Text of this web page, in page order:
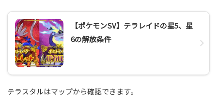
【ポケモンSV】テラレイドの星5、星
6の解放条件
テラスタルはマップから確認できます。